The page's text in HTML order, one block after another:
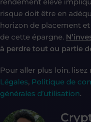
risque doit être en
horizon de placement
de cette épargne.
à perdre tout ou partie
Pour aller plus loin, lisez
Légales, Politique de
générales d’utilisation.